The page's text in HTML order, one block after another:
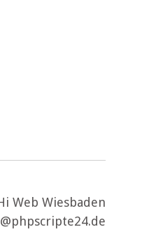
Web Wiesbaden